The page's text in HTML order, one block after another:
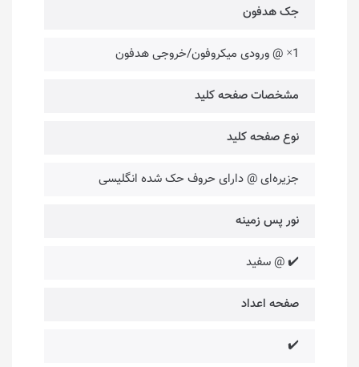
جک هدفون
1× @ ورودی میکروفون/خروجی هدفون
مشخصات صفحه کلید
نوع صفحه کلید
جزیره‌ای @ دارای حروف حک شده انگلیسی
نور پس زمینه
✔️ @ سفید
صفحه اعداد
✔️